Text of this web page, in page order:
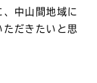
中山間地域に
だきたいと思